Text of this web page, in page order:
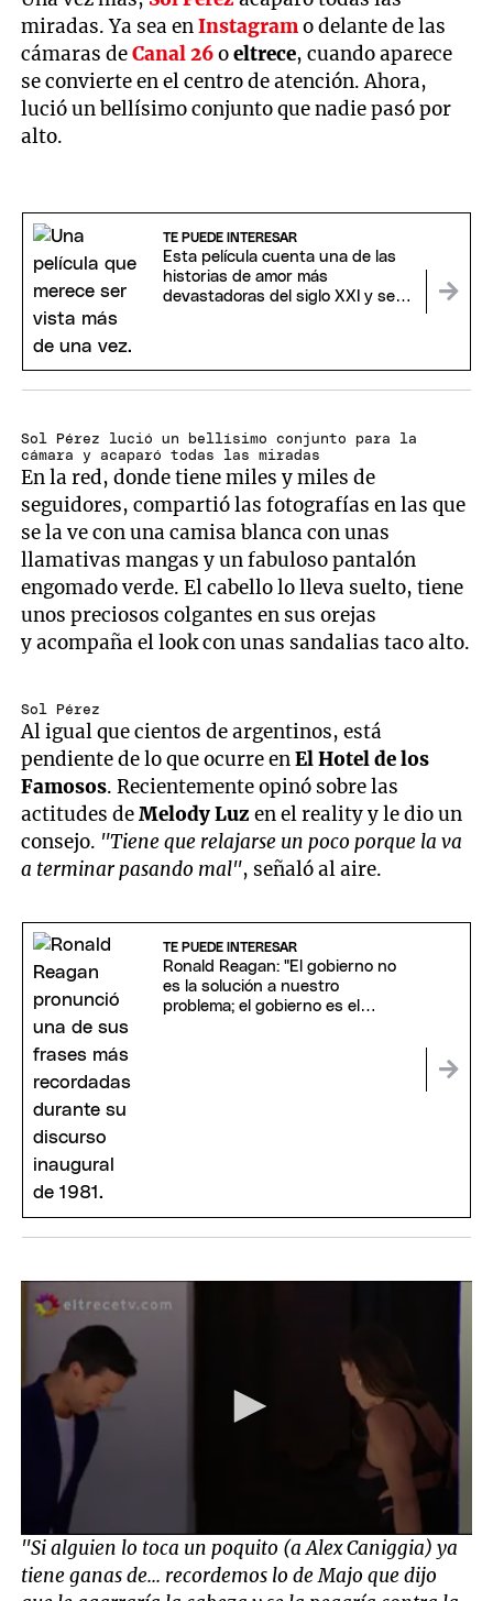
miradas. Ya sea enInstagramo delante de las
cámaras deCanal 26oeltrece, cuando aparece
se convierte en el centro de atención. Ahora,
lució un bellísimo conjunto que nadie pasó por
alto.
TE PUEDE INTERESAR
Esta película cuenta una de las
historias de amor más
devastadoras del siglo XXI y se
Sol Pérez lució un bellísimo conjunto para la
cámara y acaparó todas las miradas
En la red, donde tiene miles y miles de
seguidores, compartió las fotografías en las que
se la ve con una camisa blanca con unas
llamativas mangas y un fabuloso pantalón
engomado verde. El cabello lo lleva suelto, tiene
unos preciosos colgantes en sus orejas
y acompaña el look con unas sandalias taco alto.
Sol Pérez
Al igual que cientos de argentinos, está
pendiente de lo que ocurre enEl Hotel de los
Famosos. Recientemente opinó sobre las
actitudes deMelody Luz en el reality y le dio un
consejo. "Tiene que relajarse un poco porque la va
a terminar pasando mal", señaló al aire.
TE PUEDE INTERESAR
Ronald Reagan: "El gobierno no
es la solución a nuestro
problema; el gobierno es el
0
seconds
of
7
"Si alguien lo toca un poquito (a Alex Caniggia) ya
tiene ganas de... recordemos lo de Majo que dijo